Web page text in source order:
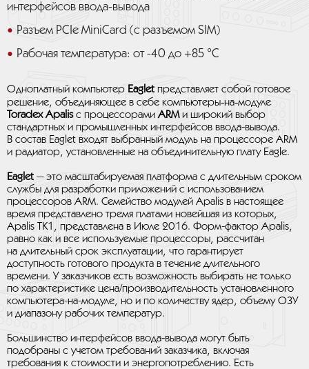
интерфейсов ввода-вывода
Разъем PCIe MiniCard (с разъемом SIM)
Рабочая температура: от -40 до +85 °C
Одноплатный компьютер Eaglet представляет собой готовое
решение, объединяющее в себе компьютеры‑на‑модуле
Toradex Apalisс процессорамиARMи широкий выбор
стандартных и промышленных интерфейсов ввода-вывода.
В состав Eaglet входят выбранный модуль на процессоре ARM
и радиатор, установленные на объединительную плату Eagle.
Eaglet — это масштабируемая платформа с длительным сроком
службы для разработки приложений с использованием
процессоров ARM. Семейство модулей Apalis в настоящее
время представлено тремя платами новейшая из которых,
Apalis TK1, представлена в Июле 2016. Форм-фактор Apalis,
равно как и все используемые процессоры, рассчитан
на длительный срок эксплуатации, что гарантирует
доступность готового продукта в течение длительного
времени. У заказчиков есть возможность выбирать не только
по характеристике цена/производительность установленного
компьютера-на-модуле, но и по количеству ядер, объему ОЗУ
и диапазону рабочих температур.
Большинство интерфейсов ввода-вывода могут быть
подобраны с учетом требований заказчика, включая
требования к стоимости и энергопотреблению. Есть